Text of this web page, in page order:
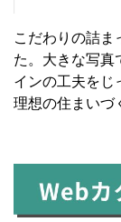
こだわりの詰ま
た。大きな写真
インの工夫をじ
理想の住まいづ